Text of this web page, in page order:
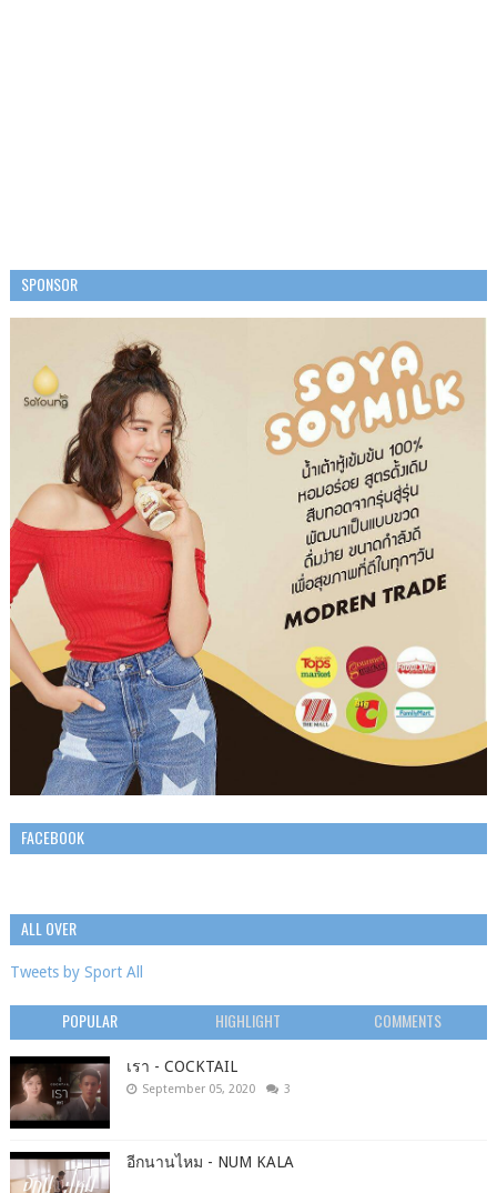
SPONSOR
FACEBOOK
ALL OVER
Tweets by Sport All
POPULAR HIGHLIGHT COMMENTS
เรา - COCKTAIL
September 05, 2020 3
อีกนานไหม - NUM KALA